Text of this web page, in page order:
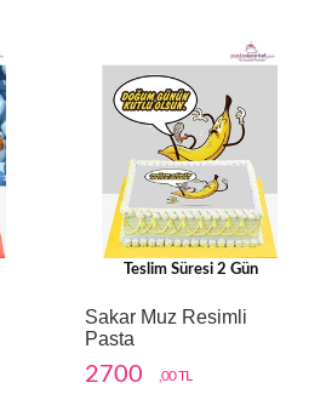
Teslim Süresi 2 Gün
Sakar Muz Resimli
Pasta
2700 ,00 TL